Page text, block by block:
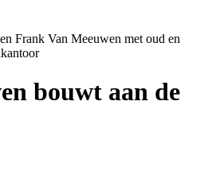
bouwt aan de